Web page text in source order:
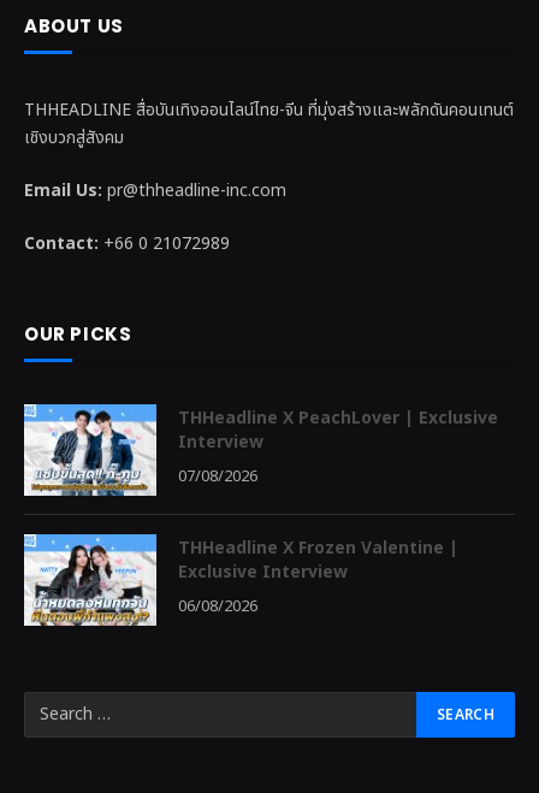
ABOUT US
THHEADLINE สื่อบันเทิงออนไลน์ไทย-จีน ที่มุ่งสร้างและพลักดันคอนเทนต์
เชิงบวกสู่สังคม
Email Us: pr@thheadline-inc.com
Contact: +66 0 21072989
OUR PICKS
THHeadline X PeachLover | Exclusive
Interview
07/08/2026
THHeadline X Frozen Valentine |
Exclusive Interview
06/08/2026